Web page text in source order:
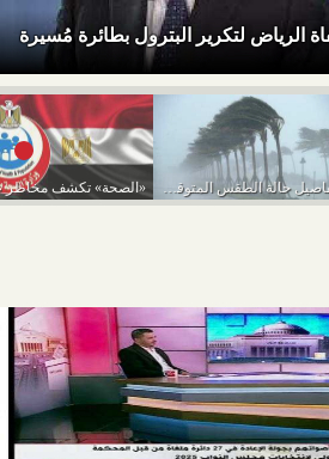
الرياض لتكرير البترول بطائرة مُسيرة
تفاصيل حالة الطقس المتوقعة من اليوم حتى الخميس...